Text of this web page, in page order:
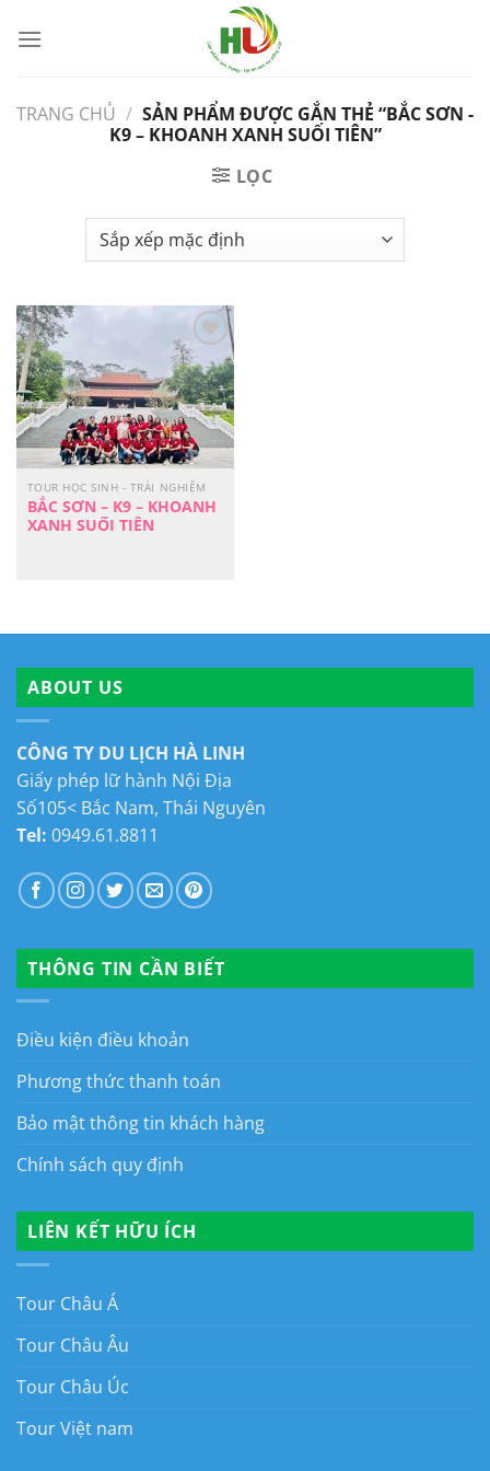
qua
TRANG CHỦ / SẢN PHẨM ĐƯỢC GẮN THẺ “BẮC SƠN -
K9 – KHOANH XANH SUỐI TIÊN”
LỌC
Yêu
Thích
TOUR HỌC SINH - TRẢI NGHIỆM
BẮC SƠN – K9 – KHOANH
XANH SUỐI TIÊN
ABOUT US
CÔNG TY DU LỊCH HÀ LINH
Giấy phép lữ hành Nội Địa
Số105< Bắc Nam, Thái Nguyên
Tel: 0949.61.8811
THÔNG TIN CẦN BIẾT
Điều kiện điều khoản
Phương thức thanh toán
Bảo mật thông tin khách hàng
Chính sách quy định
LIÊN KẾT HỮU ÍCH
Tour Châu Á
Tour Châu Âu
Tour Châu Úc
Tour Việt nam